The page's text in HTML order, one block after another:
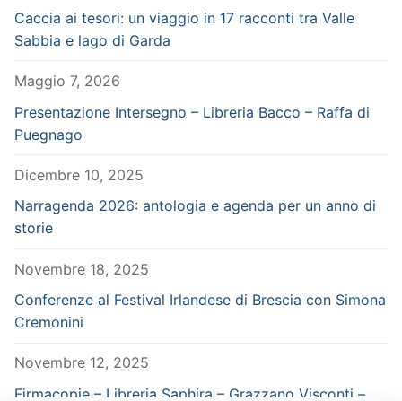
Caccia ai tesori: un viaggio in 17 racconti tra Valle
Sabbia e lago di Garda
Maggio 7, 2026
Presentazione Intersegno – Libreria Bacco – Raffa di
Puegnago
Dicembre 10, 2025
Narragenda 2026: antologia e agenda per un anno di
storie
Novembre 18, 2025
Conferenze al Festival Irlandese di Brescia con Simona
Cremonini
Novembre 12, 2025
Firmacopie – Libreria Saphira – Grazzano Visconti –